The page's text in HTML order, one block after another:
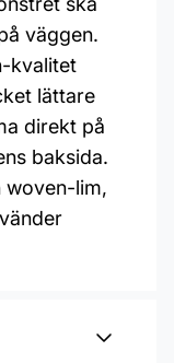
väggen.
kvalitet
lättare
direkt på
baksida.
woven-lim,